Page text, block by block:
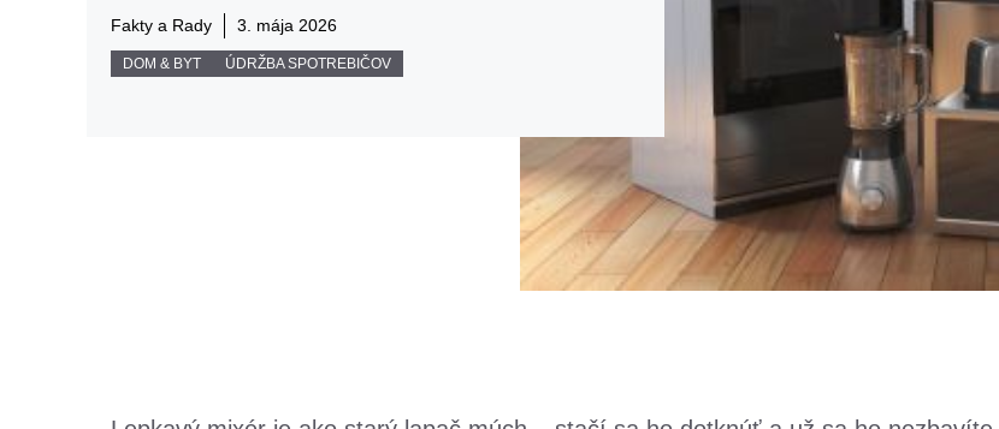
Fakty a Rady 3. mája 2026
DOM & BYT ÚDRŽBA SPOTREBIČOV